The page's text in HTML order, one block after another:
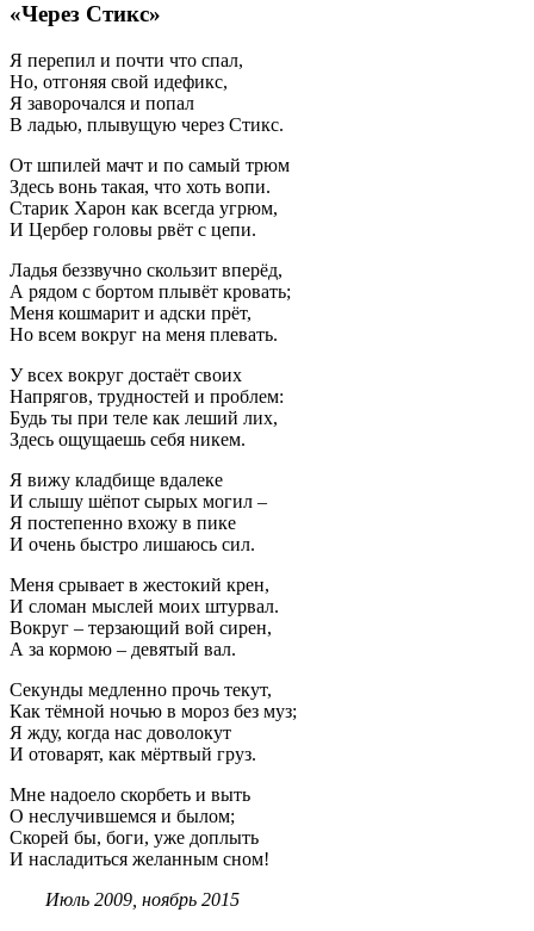
«Через Стикс»
Я перепил и почти что спал,
Но, отгоняя свой идефикс,
Я заворочался и попал
В ладью, плывущую через Стикс.
От шпилей мачт и по самый трюм
Здесь вонь такая, что хоть вопи.
Старик Харон как всегда угрюм,
И Цербер головы рвёт с цепи.
Ладья беззвучно скользит вперёд,
А рядом с бортом плывёт кровать;
Меня кошмарит и адски прёт,
Но всем вокруг на меня плевать.
У всех вокруг достаёт своих
Напрягов, трудностей и проблем:
Будь ты при теле как леший лих,
Здесь ощущаешь себя никем.
Я вижу кладбище вдалеке
И слышу шёпот сырых могил –
Я постепенно вхожу в пике
И очень быстро лишаюсь сил.
Меня срывает в жестокий крен,
И сломан мыслей моих штурвал.
Вокруг – терзающий вой сирен,
А за кормою – девятый вал.
Секунды медленно прочь текут,
Как тёмной ночью в мороз без муз;
Я жду, когда нас доволокут
И отоварят, как мёртвый груз.
Мне надоело скорбеть и выть
О неслучившемся и былом;
Скорей бы, боги, уже доплыть
И насладиться желанным сном!
Июль 2009, ноябрь 2015